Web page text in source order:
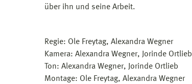
über ihn und seine Arbeit.
Regie: Ole Freytag, Alexandra Wegner
Kamera: Alexandra Wegner, Jorinde Ortlieb
Ton: Alexandra Wegner, Jorinde Ortlieb
Montage: Ole Freytag, Alexandra Wegner